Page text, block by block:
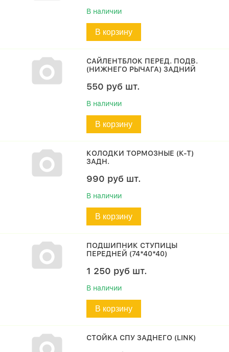
В наличии
В корзину
САЙЛЕНТБЛОК ПЕРЕД. ПОДВ.
(НИЖНЕГО РЫЧАГА) ЗАДНИЙ
550 руб шт.
В наличии
В корзину
КОЛОДКИ ТОРМОЗНЫЕ (К-Т)
ЗАДН.
990 руб шт.
В наличии
В корзину
ПОДШИПНИК СТУПИЦЫ
ПЕРЕДНЕЙ (74*40*40)
1 250 руб шт.
В наличии
В корзину
СТОЙКА СПУ ЗАДНЕГО (LINK)